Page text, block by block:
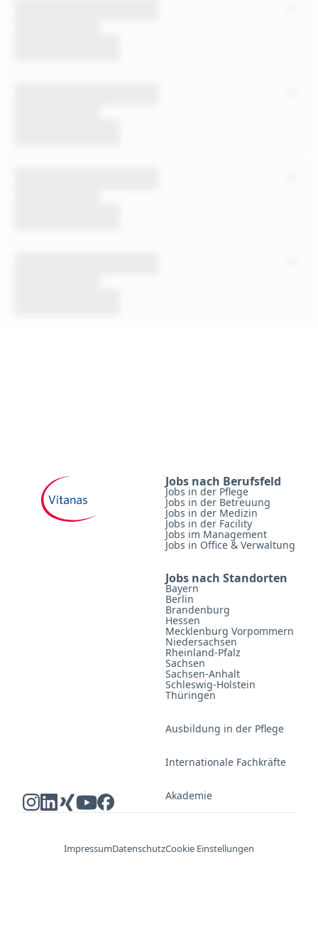
Jobs nach Berufsfeld
Jobs in der Pflege
Jobs in der Betreuung
Jobs in der Medizin
Jobs in der Facility
Jobs im Management
Jobs in Office & Verwaltung
Jobs nach Standorten
Bayern
Berlin
Brandenburg
Hessen
Mecklenburg Vorpommern
Niedersachsen
Rheinland-Pfalz
Sachsen
Sachsen-Anhalt
Schleswig-Holstein
Thüringen
Ausbildung in der Pflege
Internationale Fachkräfte
Akademie
ImpressumDatenschutzCookie Einstellungen